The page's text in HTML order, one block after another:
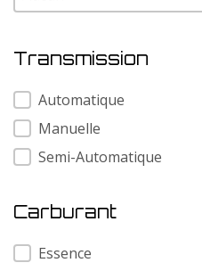
Transmission
Transmission
Automatique
Manuelle
Semi-Automatique
Carburant
Carburant
Essence